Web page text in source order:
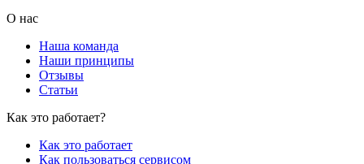
О нас
Наша команда
Наши принципы
Отзывы
Статьи
Как это работает?
Как это работает
Как пользоваться сервисом